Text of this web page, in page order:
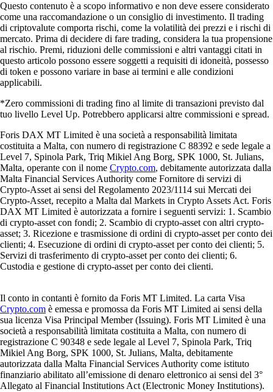
Questo contenuto è a scopo informativo e non deve essere considerato
come una raccomandazione o un consiglio di investimento. Il trading
di criptovalute comporta rischi, come la volatilità dei prezzi e i rischi di
mercato. Prima di decidere di fare trading, considera la tua propensione
al rischio. Premi, riduzioni delle commissioni e altri vantaggi citati in
questo articolo possono essere soggetti a requisiti di idoneità, possesso
di token e possono variare in base ai termini e alle condizioni
applicabili.
*Zero commissioni di trading fino al limite di transazioni previsto dal
tuo livello Level Up. Potrebbero applicarsi altre commissioni e spread.
Foris DAX MT Limited è una società a responsabilità limitata
costituita a Malta, con numero di registrazione C 88392 e sede legale a
Level 7, Spinola Park, Triq Mikiel Ang Borg, SPK 1000, St. Julians,
Malta, operante con il nome Crypto.com, debitamente autorizzata dalla
Malta Financial Services Authority come Fornitore di servizi di
Crypto-Asset ai sensi del Regolamento 2023/1114 sui Mercati dei
Crypto-Asset, recepito a Malta dal Markets in Crypto Assets Act. Foris
DAX MT Limited è autorizzata a fornire i seguenti servizi: 1. Scambio
di crypto-asset con fondi; 2. Scambio di crypto-asset con altri crypto-
asset; 3. Ricezione e trasmissione di ordini di crypto-asset per conto dei
clienti; 4. Esecuzione di ordini di crypto-asset per conto dei clienti; 5.
Servizi di trasferimento di crypto-asset per conto dei clienti; 6.
Custodia e gestione di crypto-asset per conto dei clienti.
Il conto in contanti è fornito da Foris MT Limited. La carta Visa
Crypto.com è emessa e promossa da Foris MT Limited ai sensi della
sua licenza Visa Principal Member (Issuing). Foris MT Limited è una
società a responsabilità limitata costituita a Malta, con numero di
registrazione C 90348 e sede legale al Level 7, Spinola Park, Triq
Mikiel Ang Borg, SPK 1000, St. Julians, Malta, debitamente
autorizzata dalla Malta Financial Services Authority come istituto
finanziario abilitato all’emissione di denaro elettronico ai sensi del 3°
Allegato al Financial Institutions Act (Electronic Money Institutions).